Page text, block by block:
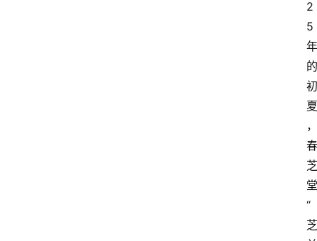
2
5
年
的
初
夏
，
春
芝
堂
“
芝